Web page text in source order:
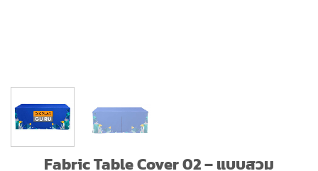
Fabric Table Cover 02 – แบบสวม